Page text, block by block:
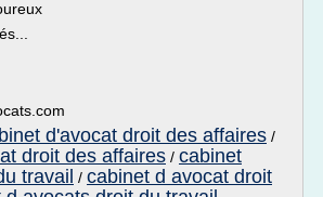
d'avocat droit des affaires /
droit des affaires / cabinet
travail / cabinet d avocat droit